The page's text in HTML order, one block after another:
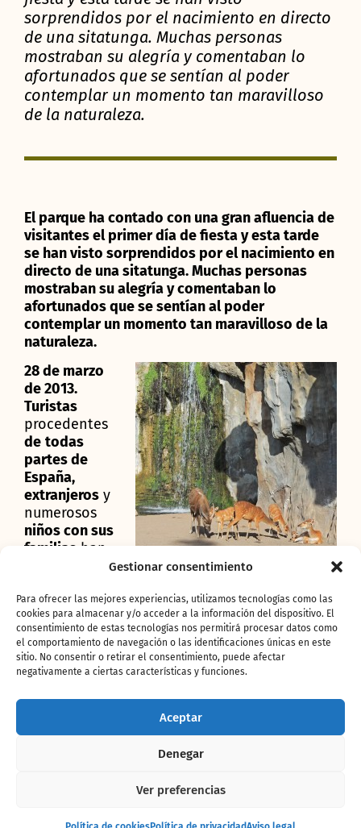
Gestionar consentimiento
Para ofrecer las mejores experiencias, utilizamos tecnologías como las
cookies para almacenar y/o acceder a la información del dispositivo. El
consentimiento de estas tecnologías nos permitirá procesar datos como
el comportamiento de navegación o las identificaciones únicas en este
sitio. No consentir o retirar el consentimiento, puede afectar
negativamente a ciertas características y funciones.
Aceptar
Denegar
Ver preferencias
sorprendidos por el nacimiento en directo
de una sitatunga. Muchas personas
mostraban su alegría y comentaban lo
afortunados que se sentían al poder
contemplar un momento tan maravilloso
de la naturaleza.
El parque ha contado con una gran afluencia de
visitantes el primer día de fiesta y esta tarde
se han visto sorprendidos por el nacimiento en
directo de una sitatunga. Muchas personas
mostraban su alegría y comentaban lo
afortunados que se sentían al poder
contemplar un momento tan maravilloso de la
naturaleza.
28 de marzo
de 2013.
Turistas
procedentes
de todas
partes de
España,
extranjeros y
numerosos
niños con sus
familias han
aprovechado su primer día de vacaciones para
tiempoy las agradables temperaturas.
Esteprimer día de las fiestasde Semana Santa
arranca con una gran sorpresa para todos los
asistentes; elparto en vivo y en directo de una
emocionante espera, esta tarde finalmente ha
nacido una sitatunga occidental (
spekei gratus)en el bosque ribereño de África
ecuatorial. El antílope ha parido a su cría bajo
sido los más curiosos y todo el mundo ha
Comprar
Entrada